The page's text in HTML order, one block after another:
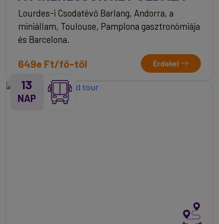
Lourdes-i Csodatévő Barlang, Andorra, a
miniállam, Toulouse, Pamplona gasztronómiája
és Barcelona.
649e Ft/fő-től Érdekel
13
NAP